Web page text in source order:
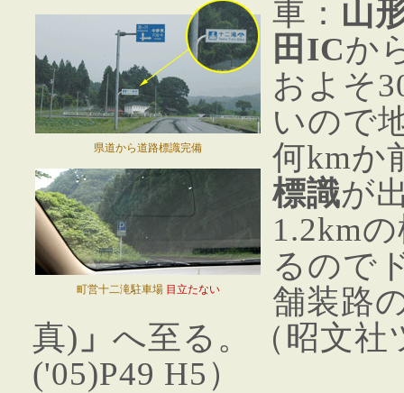
県道から道路標識完備
町営十二滝駐車場 目立たない
車： 山
田ICか
およそ
いので
何kmか
標識が
1.2km
るので
舗装路
真) 」 へ至る。（昭文
('05)P49 H5）